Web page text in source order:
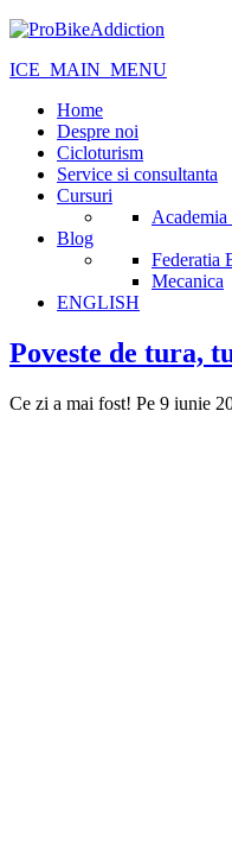
ICE_MAIN_MENU
Home
Despre noi
Cicloturism
Service si consultanta
Cursuri
Academia
Blog
Federatia
Mecanica
ENGLISH
Poveste de tura,
Ce zi a mai fost! Pe 9 iunie